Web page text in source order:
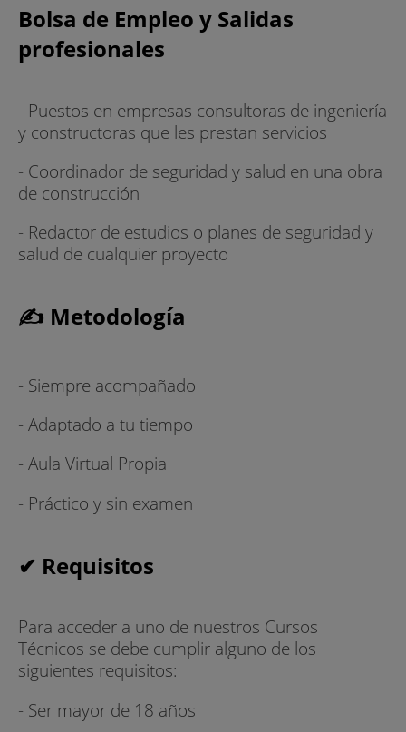
Bolsa de Empleo y Salidas
profesionales
- Puestos en empresas consultoras de ingeniería
y constructoras que les prestan servicios
- Coordinador de seguridad y salud en una obra
de construcción
- Redactor de estudios o planes de seguridad y
salud de cualquier proyecto
✍ Metodología
- Siempre acompañado
- Adaptado a tu tiempo
- Aula Virtual Propia
- Práctico y sin examen
✔ Requisitos
Para acceder a uno de nuestros Cursos
Técnicos se debe cumplir alguno de los
siguientes requisitos:
- Ser mayor de 18 años